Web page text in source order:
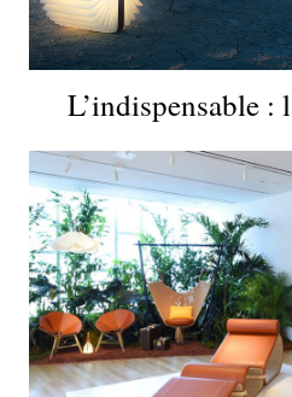
L’indispensable :